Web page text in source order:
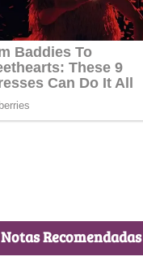
Notas Recomendadas